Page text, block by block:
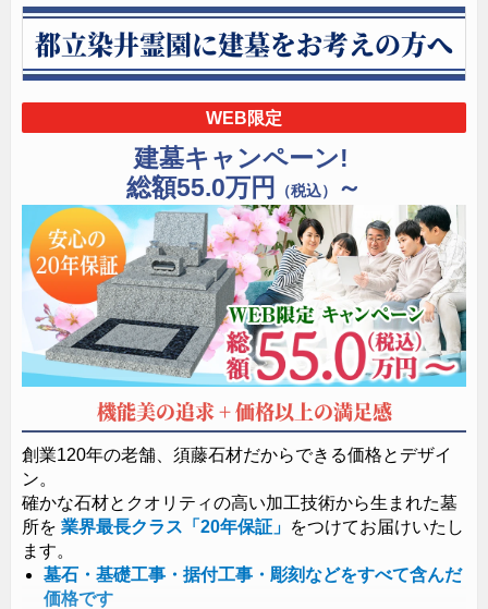
都立染井霊園に建墓をお考えの方へ
WEB限定
建墓キャンペーン!
総額55.0万円
（税込） ～
機能美の追求 + 価格以上の満足感
創業120年の老舗、須藤石材だからできる価格とデザイ
ン。
確かな石材とクオリティの高い加工技術から生まれた墓
所を 業界最長クラス 「20年保証」 をつけてお届けいたし
ます。
墓石・基礎工事・据付工事・彫刻などをすべて含んだ
価格です